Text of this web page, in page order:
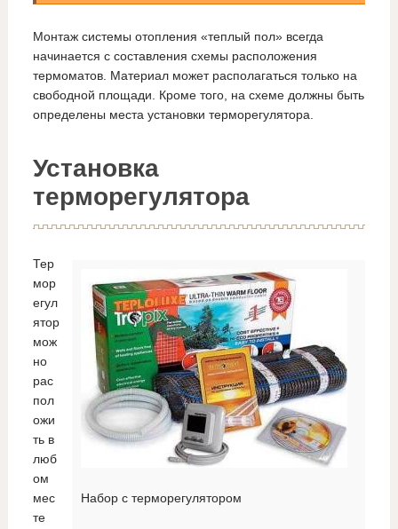
Монтаж системы отопления «теплый пол» всегда
начинается с составления схемы расположения
термоматов. Материал может располагаться только на
свободной площади. Кроме того, на схеме должны быть
определены места установки терморегулятора.
Установка
терморегулятора
Набор с терморегулятором
Тер
мор
егул
ятор
мож
но
рас
пол
ожи
ть в
люб
ом
мес
те